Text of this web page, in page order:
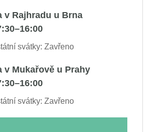
v Rajhradu u Brna
svátky: Zavřeno
v Mukařově u Prahy
svátky: Zavřeno